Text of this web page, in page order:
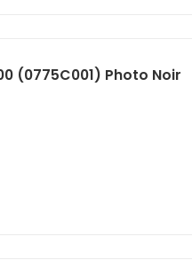
(0775C001) Photo Noir